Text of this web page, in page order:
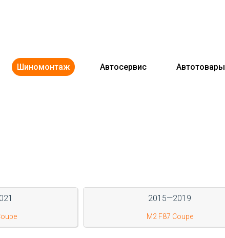
Шиномонтаж Автосервис Автотовары
2015—2019
M2 F87 Coupe